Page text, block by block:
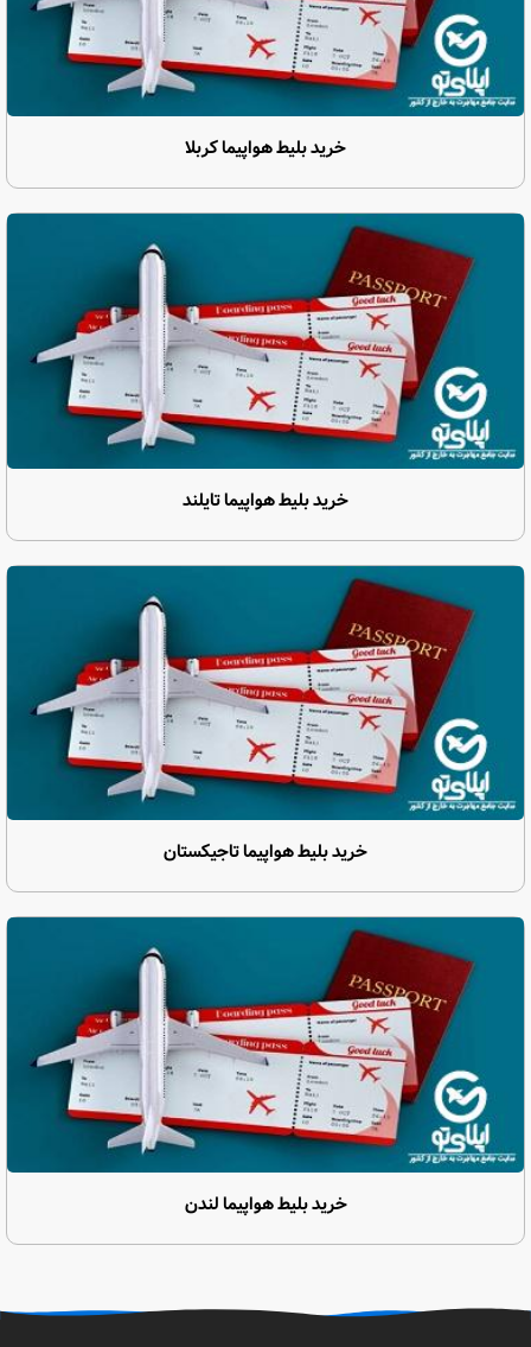
خرید بلیط هواپیما کربلا
خرید بلیط هواپیما تایلند
خرید بلیط هواپیما تاجیکستان
خرید بلیط هواپیما لندن